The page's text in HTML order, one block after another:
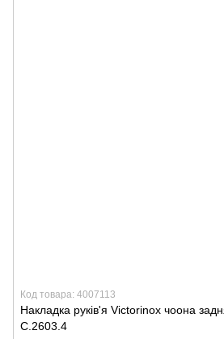
Код товара: 4007113
Накладка руків'я Victorinox чоона
C.2603.4